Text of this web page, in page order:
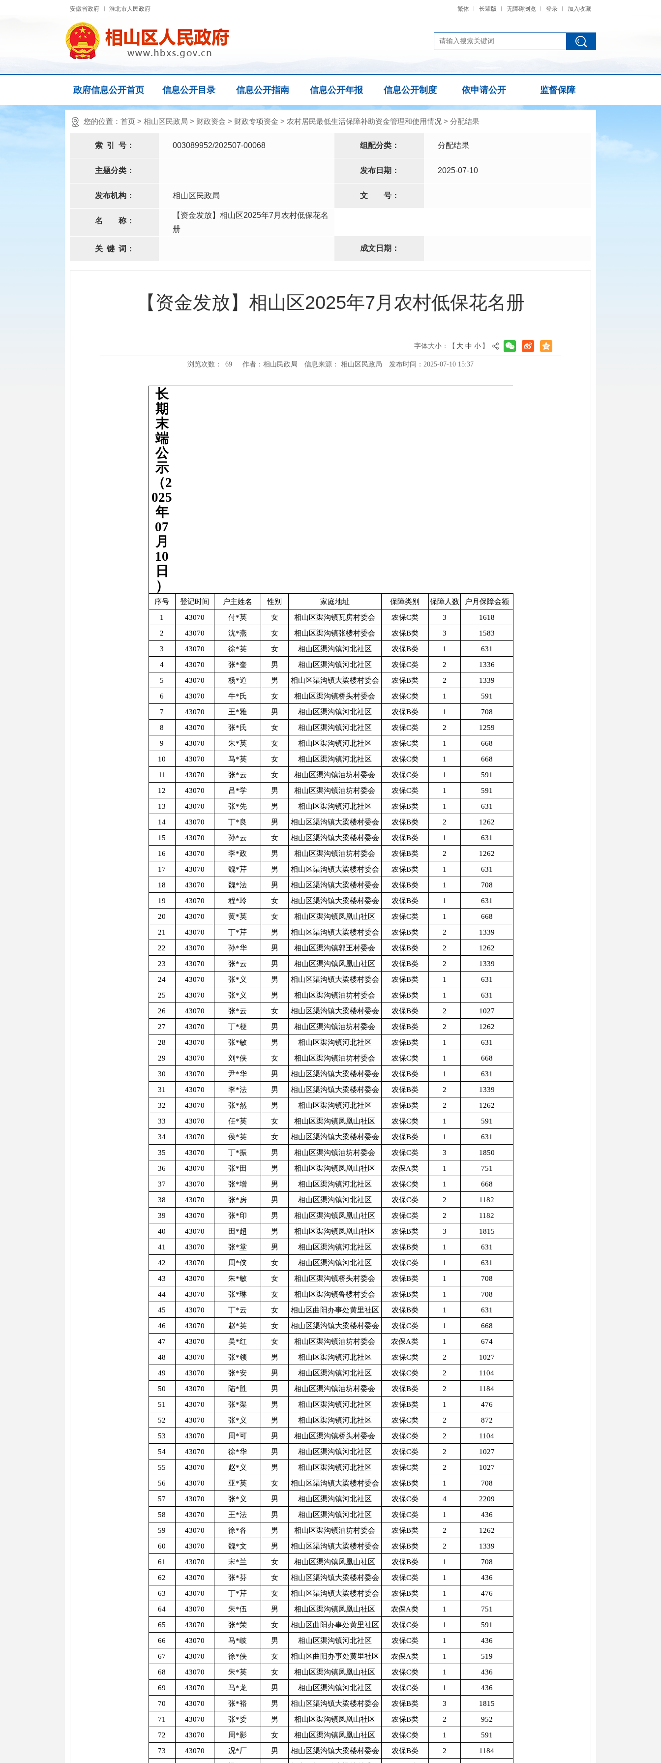
安徽省政府 淮北市人民政府 繁体 长辈版 无障碍浏览 登录 加入收藏
政府信息公开首页 信息公开目录 信息公开指南 信息公开年报 信息公开制度 依申请公开 监督保障
您的位置： 首页 > 相山区民政局 > 财政资金 > 财政专项资金 > 农村居民最低生活保障补助资金管理和使用情况 > 分配结果
索 引 号： 003089952/202507-00068 组配分类： 分配结果
主题分类： 发布日期： 2025-07-10
发布机构： 相山区民政局 文 号：
名 称：
【资金发放】相山区2025年7月农村低保花名
册
关 键 词： 成文日期：
【资金发放】相山区2025年7月农村低保花名册
字体大小：【 大 中 小 】
浏览次数： 69 作者：相山民政局 信息来源： 相山区民政局 发布时间：2025-07-10 15:37
长
期
末
端
公
示
（2
025
年
07
月
10
日
）
序号 登记时间 户主姓名 性别 家庭地址 保障类别 保障人数
户月保障金额
1
43070 付*英 女 相山区渠沟镇瓦房村委会 农保C类 3
1618
2
43070 沈*燕 女 相山区渠沟镇张楼村委会 农保B类 3
1583
3
43070 徐*英 女 相山区渠沟镇河北社区 农保B类 1
631
4
43070 张*奎 男 相山区渠沟镇河北社区 农保C类 2
1336
5
43070 杨*道 男 相山区渠沟镇大梁楼村委会 农保B类 2
1339
6
43070 牛*氏 女 相山区渠沟镇桥头村委会 农保C类 1
591
7
43070 王*雅 男 相山区渠沟镇河北社区 农保B类 1
708
8
43070 张*氏 女 相山区渠沟镇河北社区 农保C类 2
1259
9
43070 朱*英 女 相山区渠沟镇河北社区 农保C类 1
668
10
43070 马*英 女 相山区渠沟镇河北社区 农保C类 1
668
11
43070 张*云 女 相山区渠沟镇油坊村委会 农保C类 1
591
12
43070 吕*学 男 相山区渠沟镇油坊村委会 农保C类 1
591
13
43070 张*先 男 相山区渠沟镇河北社区 农保B类 1
631
14
43070 丁*良 男 相山区渠沟镇大梁楼村委会 农保B类 2
1262
15
43070 孙*云 女 相山区渠沟镇大梁楼村委会 农保B类 1
631
16
43070 李*政 男 相山区渠沟镇油坊村委会 农保B类 2
1262
17
43070 魏*芹 男 相山区渠沟镇大梁楼村委会 农保B类 1
631
18
43070 魏*法 男 相山区渠沟镇大梁楼村委会 农保B类 1
708
19
43070 程*玲 女 相山区渠沟镇大梁楼村委会 农保B类 1
631
20
43070 黄*英 女 相山区渠沟镇凤凰山社区 农保C类 1
668
21
43070 丁*芹 男 相山区渠沟镇大梁楼村委会 农保B类 2
1339
22
43070 孙*华 男 相山区渠沟镇郭王村委会 农保B类 2
1262
23
43070 张*云 男 相山区渠沟镇凤凰山社区 农保B类 2
1339
24
43070 张*义 男 相山区渠沟镇大梁楼村委会 农保B类 1
631
25
43070 张*义 男 相山区渠沟镇油坊村委会 农保B类 1
631
26
43070 张*云 女 相山区渠沟镇大梁楼村委会 农保B类 2
1027
27
43070 丁*梗 男 相山区渠沟镇油坊村委会 农保B类 2
1262
28
43070 张*敏 男 相山区渠沟镇河北社区 农保B类 1
631
29
43070 刘*侠 女 相山区渠沟镇油坊村委会 农保C类 1
668
30
43070 尹*华 男 相山区渠沟镇大梁楼村委会 农保B类 1
631
31
43070 李*法 男 相山区渠沟镇大梁楼村委会 农保B类 2
1339
32
43070 张*然 男 相山区渠沟镇河北社区 农保B类 2
1262
33
43070 任*英 女 相山区渠沟镇凤凰山社区 农保C类 1
591
34
43070 侯*英 女 相山区渠沟镇大梁楼村委会 农保B类 1
631
35
43070 丁*振 男 相山区渠沟镇油坊村委会 农保C类 3
1850
36
43070 张*田 男 相山区渠沟镇凤凰山社区 农保A类 1
751
37
43070 张*增 男 相山区渠沟镇河北社区 农保C类 1
668
38
43070 张*房 男 相山区渠沟镇河北社区 农保C类 2
1182
39
43070 张*印 男 相山区渠沟镇凤凰山社区 农保C类 2
1182
40
43070 田*超 男 相山区渠沟镇凤凰山社区 农保B类 3
1815
41
43070 张*堂 男 相山区渠沟镇河北社区 农保B类 1
631
42
43070 周*侠 女 相山区渠沟镇河北社区 农保C类 1
631
43
43070 朱*敏 女 相山区渠沟镇桥头村委会 农保B类 1
708
44
43070 张*琳 女 相山区渠沟镇鲁楼村委会 农保B类 1
708
45
43070 丁*云 女 相山区曲阳办事处黄里社区 农保B类 1
631
46
43070 赵*英 女 相山区渠沟镇大梁楼村委会 农保C类 1
668
47
43070 吴*红 女 相山区渠沟镇油坊村委会 农保A类 1
674
48
43070 张*领 男 相山区渠沟镇河北社区 农保C类 2
1027
49
43070 张*安 男 相山区渠沟镇河北社区 农保C类 2
1104
50
43070 陆*胜 男 相山区渠沟镇油坊村委会 农保B类 2
1184
51
43070 张*渠 男 相山区渠沟镇河北社区 农保B类 1
476
52
43070 张*义 男 相山区渠沟镇河北社区 农保C类 2
872
53
43070 周*可 男 相山区渠沟镇桥头村委会 农保C类 2
1104
54
43070 徐*华 男 相山区渠沟镇河北社区 农保C类 2
1027
55
43070 赵*义 男 相山区渠沟镇河北社区 农保C类 2
1027
56
43070 亚*英 女 相山区渠沟镇大梁楼村委会 农保B类 1
708
57
43070 张*义 男 相山区渠沟镇河北社区 农保C类 4
2209
58
43070 王*法 男 相山区渠沟镇河北社区 农保C类 1
436
59
43070 徐*各 男 相山区渠沟镇油坊村委会 农保B类 2
1262
60
43070 魏*文 男 相山区渠沟镇大梁楼村委会 农保B类 2
1339
61
43070 宋*兰 女 相山区渠沟镇凤凰山社区 农保B类 1
708
62
43070 张*芬 女 相山区渠沟镇大梁楼村委会 农保C类 1
436
63
43070 丁*芹 女 相山区渠沟镇大梁楼村委会 农保B类 1
476
64
43070 朱*伍 男 相山区渠沟镇凤凰山社区 农保A类 1
751
65
43070 张*荣 女 相山区曲阳办事处黄里社区 农保C类 1
591
66
43070 马*岐 男 相山区渠沟镇河北社区 农保C类 1
436
67
43070 徐*侠 女 相山区曲阳办事处黄里社区 农保A类 1
519
68
43070 朱*英 女 相山区渠沟镇凤凰山社区 农保C类 1
436
69
43070 马*龙 男 相山区渠沟镇河北社区 农保C类 1
436
70
43070 张*裕 男 相山区渠沟镇大梁楼村委会 农保B类 3
1815
71
43070 张*委 男 相山区渠沟镇凤凰山社区 农保B类 2
952
72
43070 周*影 女 相山区渠沟镇凤凰山社区 农保C类 1
591
73
43070 况*厂 男 相山区渠沟镇大梁楼村委会 农保B类 2
1184